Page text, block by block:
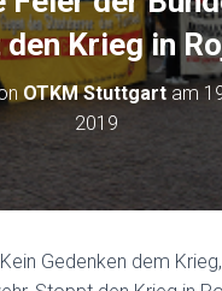
Krieg in
OTKM Stuttgartam
2019
Gedenken dem